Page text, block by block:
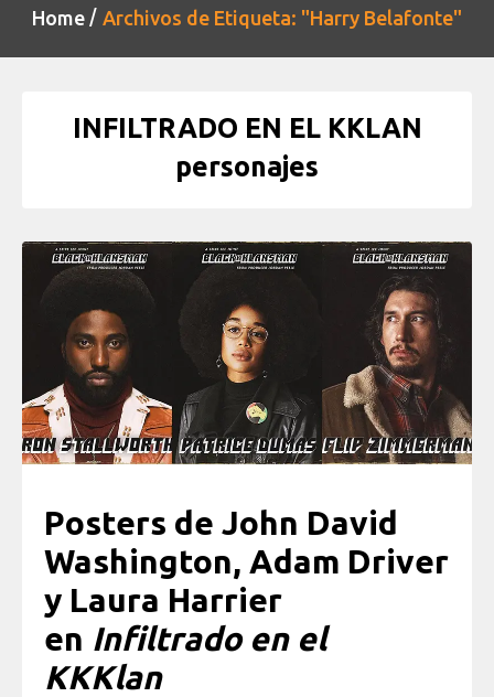
Home Archivos de Etiqueta: "Harry Belafonte"
INFILTRADO EN EL KKLAN
personajes
Posters de John David
Washington, Adam Driver
y Laura Harrier
en Infiltrado en el
KKKlan